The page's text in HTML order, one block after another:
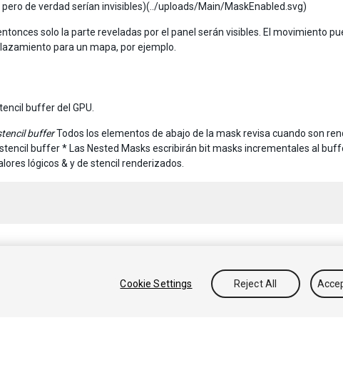
de verdad serían invisibles)(../uploads/Main/MaskEnabled.svg)
solo la parte reveladas por el panel serán visibles. El movimiento
para un mapa, por ejemplo.
buffer del GPU.
bufferTodos los elementos de abajo de la mask revisa cuando son
buffer * Las Nested Masks escribirán bit masks incrementales al
lógicos & y de stencil renderizados.
2019.1
Cookie Settings Reject All